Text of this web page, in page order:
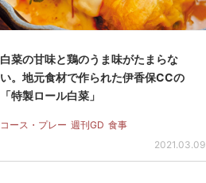
白菜の甘味と鶏のうま味がたまらな
い。地元食材で作られた伊香保CCの
「特製ロール白菜」
コース・プレー 週刊GD 食事
2021.03.09